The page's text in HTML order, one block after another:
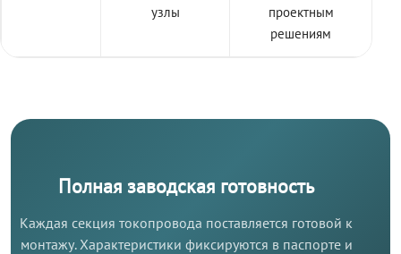
узлы
проектным
решениям
Полная заводская готовность
Каждая секция токопровода поставляется готовой к
монтажу. Характеристики фиксируются в паспорте и